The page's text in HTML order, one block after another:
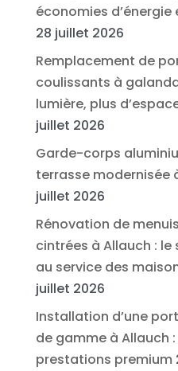
économies
28 juillet 2026
Remplacement de
coulissants à
lumière, plus
juillet 2026
Garde-corps
terrasse modernisée
juillet 2026
Rénovation de
cintrées à Allauch : le
au service des
juillet 2026
Installation d’une
de gamme à Allauch
prestations premium